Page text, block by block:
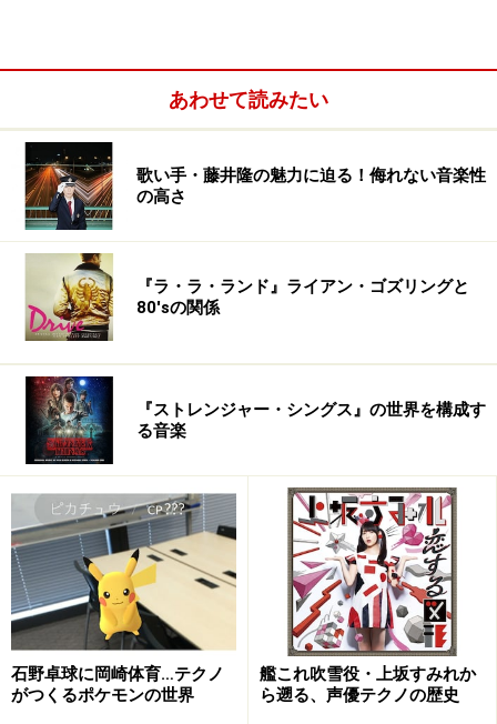
あわせて読みたい
歌い手・藤井隆の魅力に迫る！侮れない音楽性
の高さ
『ラ・ラ・ランド』ライアン・ゴズリングと
80'sの関係
『ストレンジャー・シングス』の世界を構成す
る音楽
石野卓球に岡崎体育…テクノ
がつくるポケモンの世界
艦これ吹雪役・上坂すみれか
ら遡る、声優テクノの歴史